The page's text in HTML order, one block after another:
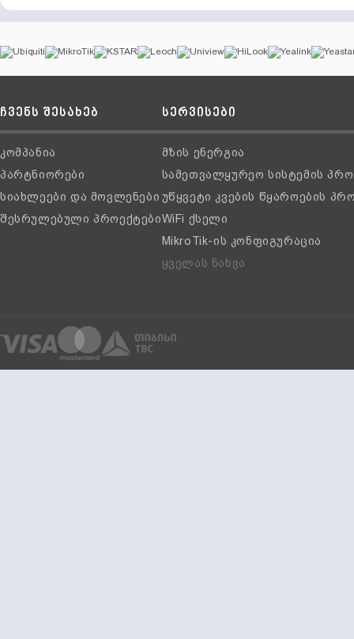
ჩვენს შესახებ
კომპანია
პარტნიორები
სიახლეები და მოვლენები
შესრულებული პროექტები
სერვისები
მზის ენერგია
სამეთვალყურეო სისტემის
უწყვეტი კვების წყაროების
WiFi ქსელი
MikroTik-ის კონფიგურაცია
ყველას ნახვა